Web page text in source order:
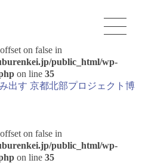
on false in
public_html/wp-
on line 35
出す 京都北部プロジェクト博
on false in
public_html/wp-
on line 35